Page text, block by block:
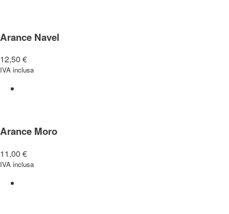
Arance Navel
12,50 €
IVA inclusa
Arance Moro
11,00 €
IVA inclusa